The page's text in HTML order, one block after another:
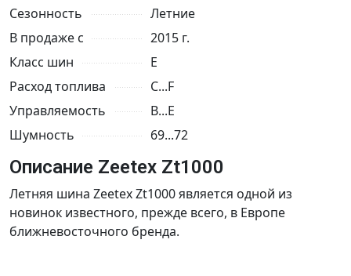
Сезонность
Летние
В продаже с
2015 г.
Класс шин
E
Расход топлива
C...F
Управляемость
B...E
Шумность
69...72
Описание Zeetex Zt1000
Летняя шина Zeetex Zt1000 является одной из
новинок известного, прежде всего, в Европе
ближневосточного бренда.